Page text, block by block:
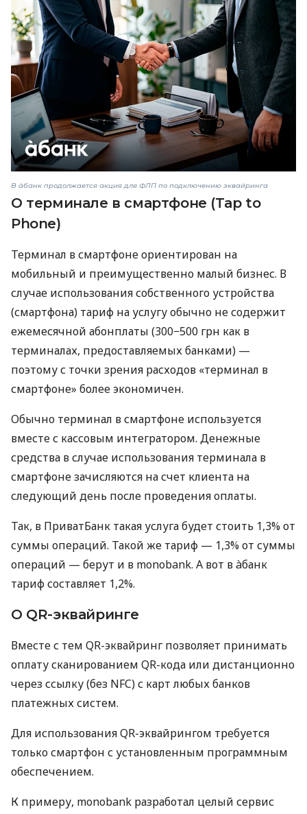
В àбанк продолжается акция для ФЛП по подключению эквайринга
О терминале в смартфоне (Tap to
Phone)
Терминал в смартфоне ориентирован на
мобильный и преимущественно малый бизнес. В
случае использования собственного устройства
(смартфона) тариф на услугу обычно не содержит
ежемесячной абонплаты (300−500 грн как в
терминалах, предоставляемых банками) —
поэтому с точки зрения расходов «терминал в
смартфоне» более экономичен.
Обычно терминал в смартфоне используется
вместе с кассовым интегратором. Денежные
средства в случае использования терминала в
смартфоне зачисляются на счет клиента на
следующий день после проведения оплаты.
Так, в ПриватБанк такая услуга будет стоить 1,3% от
суммы операций. Такой же тариф — 1,3% от суммы
операций — берут и в monobank. А вот в àбанк
тариф составляет 1,2%.
О QR-эквайринге
Вместе с тем QR-эквайринг позволяет принимать
оплату сканированием QR-кода или дистанционно
через ссылку (без NFC) с карт любых банков
платежных систем.
Для использования QR-эквайрингом требуется
только смартфон с установленным программным
обеспечением.
К примеру, monobank разработал целый сервис